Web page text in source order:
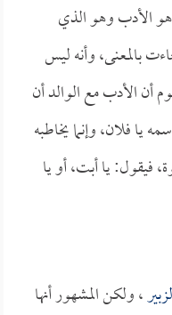
هو الأدب وهو الذي
بالمعنى، وأنه ليس
أن الأدب مع الوالد أن
يا فلان، وإنما يخاطبه
فيقول: يا أبت، أو يا
، ولكن المشهور أنها